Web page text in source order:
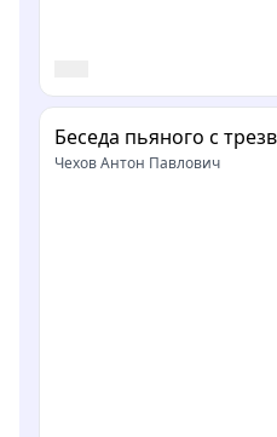
Беседа пьяного с
Чехов Антон Павлович